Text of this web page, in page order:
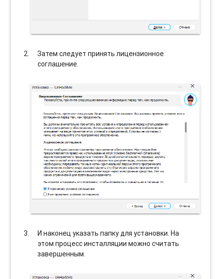
Затем следует принять лицензионное
соглашение.
И наконец указать папку для установки. На
этом процесс инсталляции можно считать
завершенным.